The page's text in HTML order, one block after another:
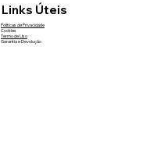
Links Úteis
Políticas de Privacidade
Cookies
Termo de Uso
Garantia e Devolução